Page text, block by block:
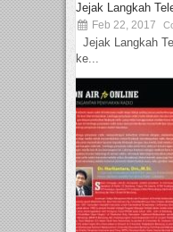
Jejak Langkah
Feb 22, 2017
Jejak Langkah
ke...